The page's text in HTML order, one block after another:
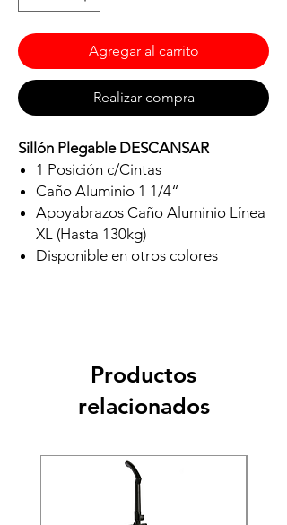
Agregar al carrito
Realizar compra
Sillón Plegable DESCANSAR
1 Posición c/Cintas
Caño Aluminio 1 1/4“
Apoyabrazos Caño Aluminio Línea
XL (Hasta 130kg)
Disponible en otros colores
Productos
relacionados